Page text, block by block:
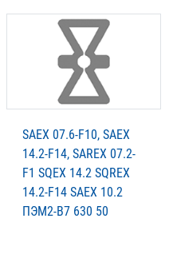
SAEX 07.6-F10, SAEX
14.2-F14, SAREX 07.2-
F1 SQEX 14.2 SQREX
14.2-F14 SAEX 10.2
ПЭМ2-В7 630 50